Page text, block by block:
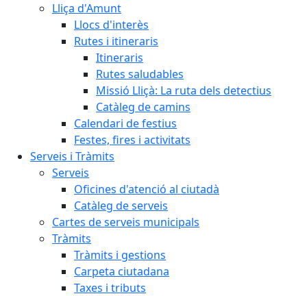
Lliça d'Amunt
Llocs d'interès
Rutes i itineraris
Itineraris
Rutes saludables
Missió Lliçà: La ruta dels detectius
Catàleg de camins
Calendari de festius
Festes, fires i activitats
Serveis i Tràmits
Serveis
Oficines d'atenció al ciutadà
Catàleg de serveis
Cartes de serveis municipals
Tràmits
Tràmits i gestions
Carpeta ciutadana
Taxes i tributs